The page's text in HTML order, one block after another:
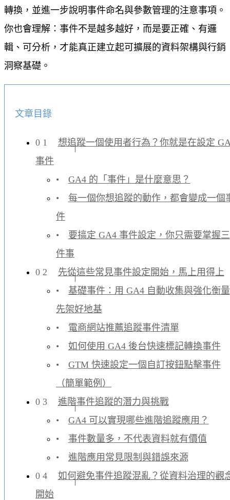
轉換，並進一步說明事件命名與參數管理的注意事項。
你也會理解：事件不是越多越好，而是要正確、有邏
輯、可分析，才能真正建立起可擴展的資料架構與行銷
洞察基礎。
文章目錄
想追蹤一個使用者行為？你就是在設定
事件
GA4 的「事件」是什麼意思？
每一個你想追蹤的動作，都會變成一個
件
要搞定 GA4 事件設定，你只需要掌握三
件事
先從這些常見事件設定開始，馬上用得上
基礎事件：用 GA4 自動收集與強化衡量
先架好地基
電商網站推薦追蹤事件清單
如何使用 GA4 後台快速標記轉換事件
GTM 快速設定一個自訂按鈕點擊事件
（簡單範例）
進階事件追蹤的潛力與挑戰
GA4 可以實現哪些進階追蹤應用？
事件數量多，不代表資料就有價值
進階應用常見限制與錯誤來源
如何避免事件追蹤混亂？從資料治理的觀
開始